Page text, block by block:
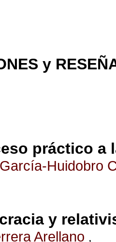
y
práctico a
Huidobro
y
Arellano ,